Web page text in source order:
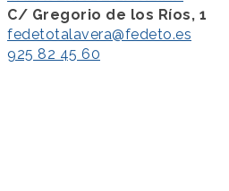
C/ Gregorio de los Ríos, 1
fedetotalavera@fedeto.es
925 82 45 60